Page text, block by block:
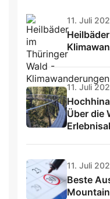
11. Juli
11. Juli
Über die
11. Juli
Beste